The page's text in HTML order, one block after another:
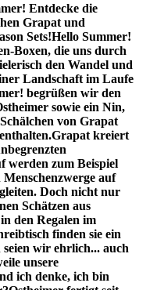
Entdecke die
Grapat und
Sets!Hello Summer!
Boxen, die uns durch
den Wandel und
Landschaft im Laufe
begrüßen wir den
sowie ein Nin,
von Grapat
kreiert
werden zum Beispiel
auf
Doch nicht nur
Schätzen aus
den Regalen im
finden sie ein
wir ehrlich... auch
unsere
ich denke, ich bin